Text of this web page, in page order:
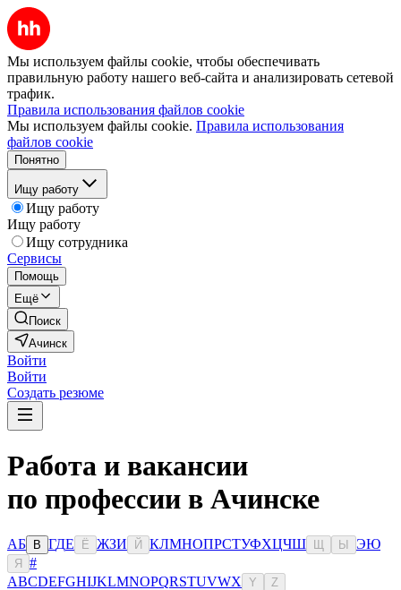
Мы используем файлы cookie, чтобы обеспечивать
правильную работу нашего веб-сайта и анализировать сетевой
трафик.
Правила использования файлов cookie
Мы используем файлы cookie. Правила использования
файлов cookie
Понятно
Ищу работу
Ищу работу
Ищу работу
Ищу сотрудника
Сервисы
Помощь
Ещё
Поиск
Ачинск
Войти
Войти
Создать резюме
Работа и вакансии
по профессии в Ачинске
АБ В ГДЕ Ё ЖЗИ Й КЛМНОПРСТУФХЦЧШ Ы ЭЮ
Я
#
ABCDEFGHIJKLMNOPQRSTUVWX Y Z